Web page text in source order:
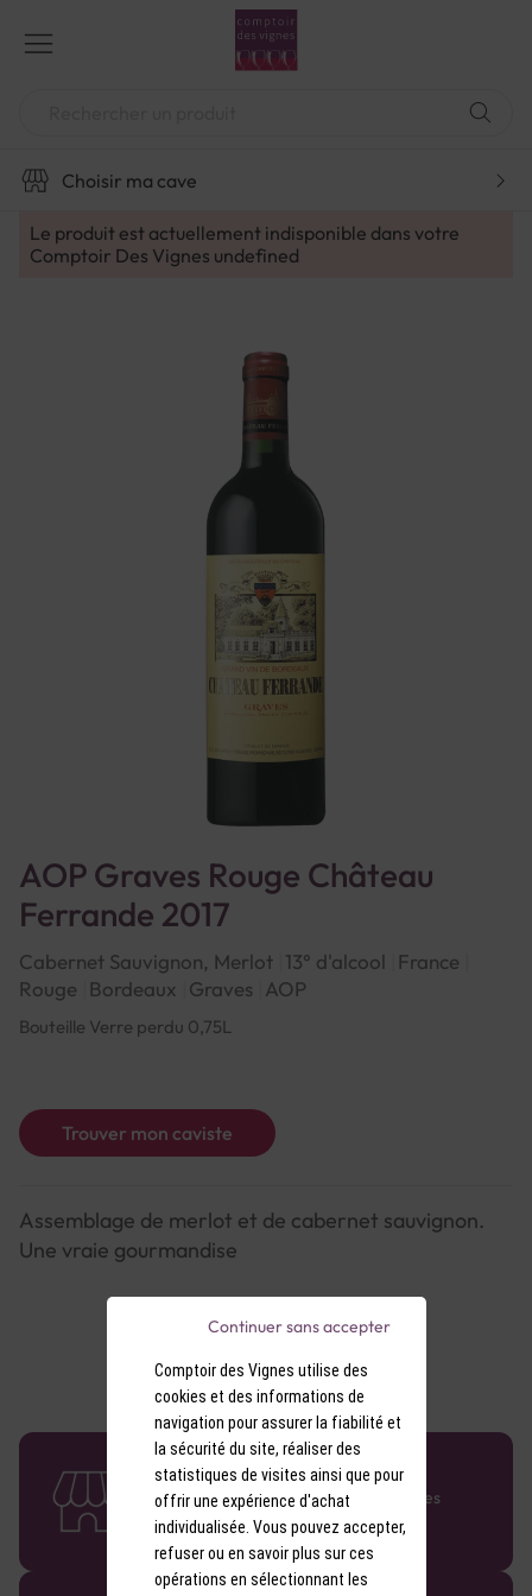
contenu
Choisir ma cave
Le produit est actuellement indisponible dans votre
Comptoir Des Vignes undefined
AOP Graves Rouge Château
Ferrande 2017
Cabernet Sauvignon, Merlot 13° d'alcool
France
Rouge
Bordeaux Graves AOP
Bouteille Verre perdu 0,75L
Trouver mon caviste
Assemblage de merlot et de cabernet sauvignon.
Une vraie gourmandise
58 caves en France
Retrouvez le réseau Comptoir des Vignes
partout en France !
Comptoir des Vignes utilise des
cookies et des informations de
navigation pour assurer la fiabilité et
la sécurité du site, réaliser des
statistiques de visites ainsi que pour
offrir une expérience d'achat
individualisée. Vous pouvez accepter,
refuser ou en savoir plus sur ces
opérations en sélectionnant les
Continuer sans accepter